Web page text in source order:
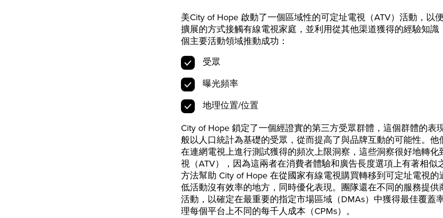
美City of Hope 啟動了一個區域性的可定址電視（ATV）活動，以
擴展的方式接觸有線電視家庭，並利用從其他渠道獲得的經驗知識
個主要活動領域推動成功：
受眾
曝光頻率
地理位置/位置
City of Hope 鎖定了一個經證實的第三方受眾群體，這個群體的表
般以人口統計為基礎的受眾，從而提高了與品牌互動的可能性。他
在連網電視上進行測試獲得的頻次上限洞察，這些洞察很好地轉化
視（ATV），因為這兩者在消費者體驗和廣告長度選項上有著相似
方法幫助 City of Hope 在從國家有線電視購買轉移到可定址電視的
低活動沒有效率的地方，同時優化表現。團隊還在不同的服務提供
活動，以確定在最重要的指定市場區域（DMAs）中獲得最佳覆蓋
理每個平台上不同的每千人成本（CPMs）。